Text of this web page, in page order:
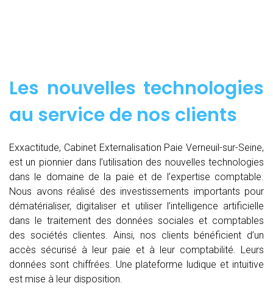
Les nouvelles technologies
au service de nos clients
Exxactitude, Cabinet Externalisation Paie Verneuil-sur-Seine,
est un pionnier dans l’utilisation des nouvelles technologies
dans le domaine de la paie et de l’expertise comptable.
Nous avons réalisé des investissements importants pour
dématérialiser, digitaliser et utiliser l’intelligence artificielle
dans le traitement des données sociales et comptables
des sociétés clientes. Ainsi, nos clients bénéficient d’un
accès sécurisé à leur paie et à leur comptabilité. Leurs
données sont chiffrées. Une plateforme ludique et intuitive
est mise à leur disposition.